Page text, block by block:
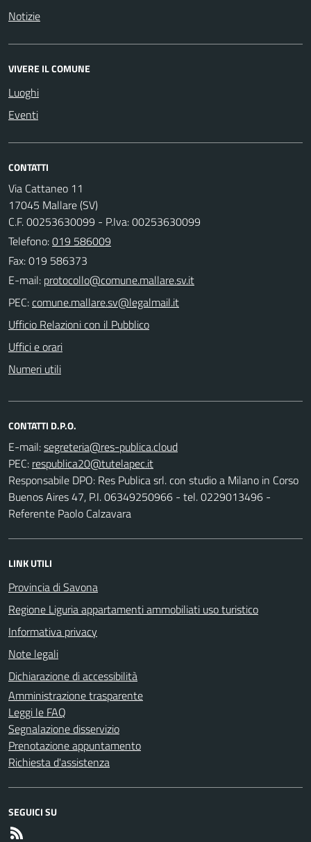
Notizie
VIVERE IL COMUNE
Luoghi
Eventi
CONTATTI
Via Cattaneo 11
17045 Mallare (SV)
C.F. 00253630099 - P.Iva: 00253630099
Telefono:019 586009
Fax: 019 586373
E-mail:
PEC:
Ufficio Relazioni con il Pubblico
Uffici e orari
Numeri utili
CONTATTI D.P.O.
E-mail:
PEC:
Responsabile DPO: Res Publica srl. con studio a Milano in Corso
Buenos Aires 47, P.I. 06349250966 - tel. 0229013496 -
Referente Paolo Calzavara
LINK UTILI
Provincia di Savona
Regione Liguria appartamenti ammobiliati uso turistico
Informativa privacy
Note legali
Dichiarazione di accessibilità
Amministrazione trasparente
Leggi le FAQ
Segnalazione disservizio
Prenotazione appuntamento
Richiesta d'assistenza
SEGUICI SU